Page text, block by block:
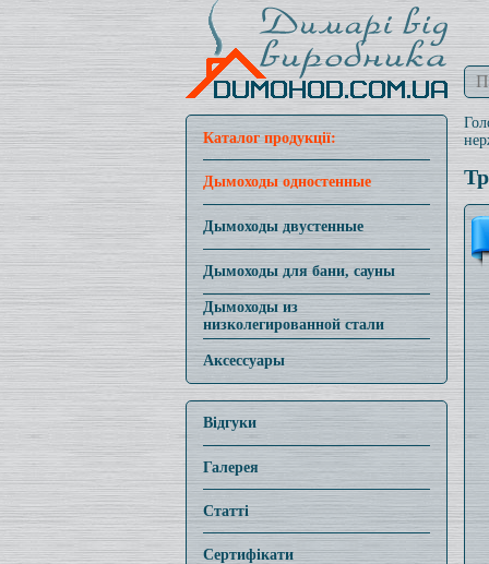
Каталог продукції:
Дымоходы одностенные
Дымоходы двустенные
Дымоходы для бани, сауны
Дымоходы из
низколегированной стали
Аксессуары
Відгуки
Галерея
Статті
Сертифікати